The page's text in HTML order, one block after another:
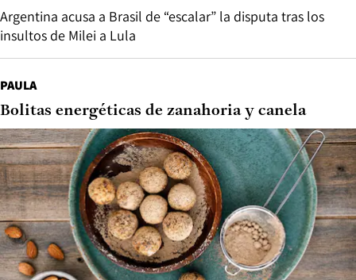
Argentina acusa a Brasil de “escalar” la disputa tras los
insultos de Milei a Lula
PAULA
Bolitas energéticas de zanahoria y canela